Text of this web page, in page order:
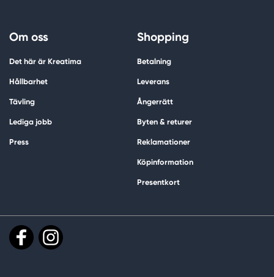
Om oss
Det här är Kreatima
Hållbarhet
Tävling
Lediga jobb
Press
Shopping
Betalning
Leverans
Ångerrätt
Byten & returer
Reklamationer
Köpinformation
Presentkort